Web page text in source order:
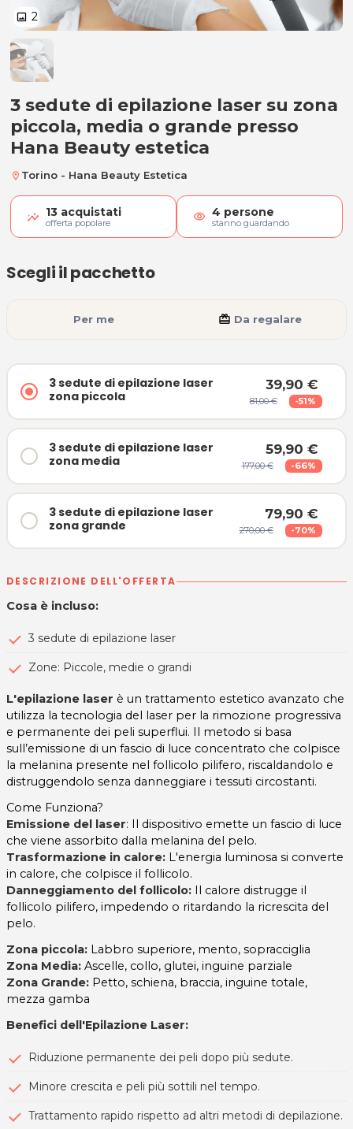
image 2
3 sedute di epilazione laser su
3 sedute di epilazione laser su zona
piccola, media o grande presso
Hana Beauty estetica
location_on Torino - Hana Beauty Estetica
13 acquistati
offerta popolare visibility 4 persone
stanno guardando
3 sedute di epilazione laser
zona piccola
39,90 €
81,00 € -51%
3 sedute di epilazione laser
zona media
59,90 €
177,00 € -66%
3 sedute di epilazione laser
zona grande
79,90 €
270,00 € -70%
Scegli il pacchetto
Per me card_giftcard Da regalare
DESCRIZIONE DELL'OFFERTA
Cosa è incluso:
3 sedute di epilazione laser
Zone: Piccole, medie o grandi
L'epilazione laser è un trattamento estetico avanzato che
utilizza la tecnologia del laser per la rimozione progressiva
e permanente dei peli superflui. Il metodo si basa
sull’emissione di un fascio di luce concentrato che colpisce
la melanina presente nel follicolo pilifero, riscaldandolo e
distruggendolo senza danneggiare i tessuti circostanti.
Come Funziona?
Emissione del laser: Il dispositivo emette un fascio di luce
che viene assorbito dalla melanina del pelo.
Trasformazione in calore: L'energia luminosa si converte
in calore, che colpisce il follicolo.
Danneggiamento del follicolo: Il calore distrugge il
follicolo pilifero, impedendo o ritardando la ricrescita del
pelo.
Zona piccola: Labbro superiore, mento, sopracciglia
Zona Media: Ascelle, collo, glutei, inguine parziale
Zona Grande: Petto, schiena, braccia, inguine totale,
mezza gamba
Benefici dell'Epilazione Laser:
Riduzione permanente dei peli dopo più sedute.
Minore crescita e peli più sottili nel tempo.
Trattamento rapido rispetto ad altri metodi di depilazione.